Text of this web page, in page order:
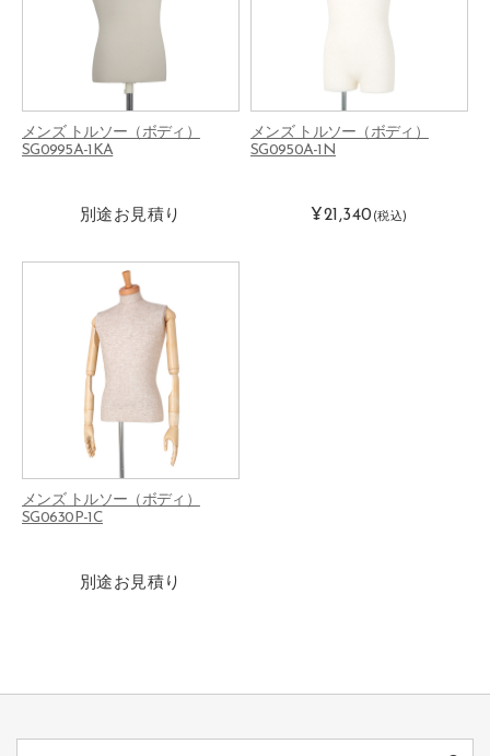
メンズ トルソー（ボディ）
SG0995A-1KA
別途お見積り
メンズ トルソー（ボディ）
SG0950A-1N
¥21,340 (税込)
メンズ トルソー（ボディ）
SG0630P-1C
別途お見積り